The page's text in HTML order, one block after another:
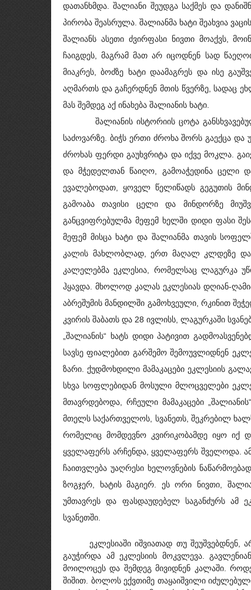
დათანხმდა. შალიანი შეუდგა საქმეს და
პირობა შეასრულა. შალიანმა ხატი შეახვია
შალიანს ასეთი ძვირფასი ნივთი მოაქვს,
ჩაიგდეს, მაგრამ მათ არ იცოდნენ სად
მიაკრეს, ბოძზე ხატი დაამაგრეს და ისე
აღმართს და გაჩერდნენ მთის წვერზე, სადაც
მას შემდეგ აქ ინახება შალიანის ხატი.
შალიანის ისტორიის ცოტა
საძოვარზე. ბიჭს ერთი ძროხა შორს გაექცა
ძროხას ფერდი გაუხვრიტა და იქვე მოკლა.
და მჭედელთან წაიღო, გამოაჭედინა ცელი
ევალებოდათ, ყოველ წელიწადს გეგუთის
გამოაბა თავისი ცელი და მინდორზე
განცვიფრებულმა მეფემ ხელში დიდი ფასი
მეფემ მისცა ხატი და შალიანმა თავის
კალის მახლობლად, ერთ მაღალ კლდეზე
კალელებმა ეკლესია, რომელსაც ლაგურკა
ჰყავდა. მხოლოდ კალას ეკლესიას დღიან-
აბრეშუმის მანდილში გამოხვეული, რკინით
კვირის შაბათს და 28 ივლისს, ლაგურკაში
„შალიანის“ ხატს დიდი პატივით
სავსე ფიალებით გარშემო შემოუვლიდნენ
ზარი. ქუდმოხდილი მამაკაცები ეკლესიის
სხვა სოფლებიდან მოსული მლოცველები
მთავრდებოდა, რჩეული მამაკაცები
მთელს საქართველოს, სვანეთს, შეკრებილ
რომელიც მომდევნო კვირიკობამდე იყო იქ
ყველაფერს არჩენდა, ყველაფერს შველოდა.
ჩაითვლება უაღრესი ხელოვნების
ზოგჯერ, ხატის მაგიერ. ეს ორი ნივთი,
უმთავრეს და ფასდაუდებელ საგანძურს ამ
სვანეთში.
ეკლესიაში იშვიათად თუ შეუშვებდნენ,
გაუჭირდა ამ ეკლესიის მოკვლევა.
მოილოცეს და შემდეგ მივიდნენ კალაში.
შიშით. ბოლოს ექვთიმე თაყაიშვილი